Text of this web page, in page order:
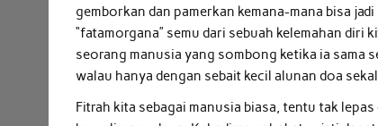
gemborkan dan pamerkan kemana-mana bisa
“fatamorgana” semu dari sebuah kelemahan diri
seorang manusia yang sombong ketika ia sama
walau hanya dengan sebait kecil alunan doa
Fitrah kita sebagai manusia biasa, tentu tak